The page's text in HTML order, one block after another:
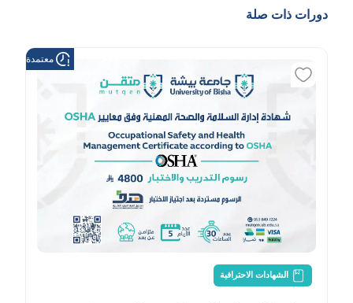
دورات ذات صلة
الشهادات الاحترافية
معتمدة من